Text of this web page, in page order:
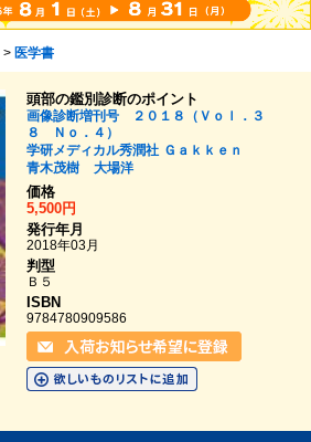
> 医学書
頭部の鑑別診断のポイント
画像診断増刊号 ２０１８（Ｖｏｌ．３
８ Ｎｏ．４）
学研メディカル秀潤社 Ｇａｋｋｅｎ
青木茂樹
大場洋
価格
5,500円
発行年月
2018年03月
判型
Ｂ５
ISBN
9784780909586